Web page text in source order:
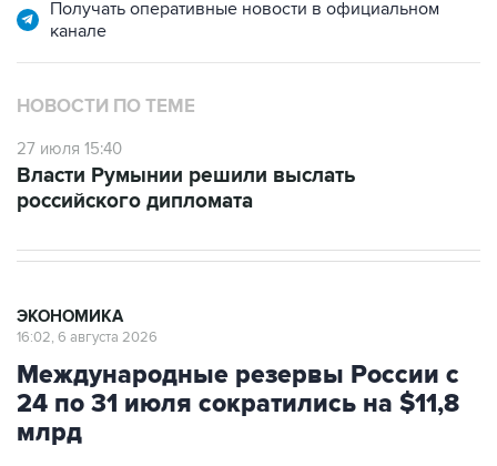
Получать оперативные новости в официальном
канале
НОВОСТИ ПО ТЕМЕ
27 июля 15:40
Власти Румынии решили выслать
российского дипломата
ЭКОНОМИКА
16:02, 6 августа 2026
Международные резервы России с
24 по 31 июля сократились на $11,8
млрд